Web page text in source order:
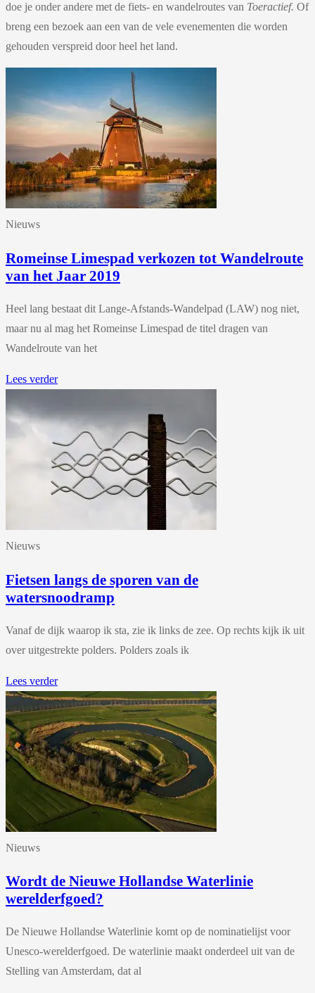
doe je onder andere met de fiets- en wandelroutes van Toeractief. Of
breng een bezoek aan een van de vele evenementen die worden
gehouden verspreid door heel het land.
Nieuws
Romeinse Limespad verkozen tot Wandelroute
van het Jaar 2019
Heel lang bestaat dit Lange-Afstands-Wandelpad (LAW) nog niet,
maar nu al mag het Romeinse Limespad de titel dragen van
Wandelroute van het
Lees verder
Nieuws
Fietsen langs de sporen van de
watersnoodramp
Vanaf de dijk waarop ik sta, zie ik links de zee. Op rechts kijk ik uit
over uitgestrekte polders. Polders zoals ik
Lees verder
Nieuws
Wordt de Nieuwe Hollandse Waterlinie
werelderfgoed?
De Nieuwe Hollandse Waterlinie komt op de nominatielijst voor
Unesco-werelderfgoed. De waterlinie maakt onderdeel uit van de
Stelling van Amsterdam, dat al